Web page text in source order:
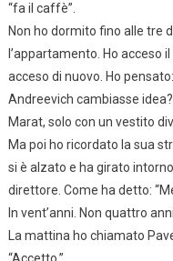
“fa il caffè”.
Non ho dormito fino alle tre
l’appartamento. Ho acceso
acceso di nuovo. Ho
Andreevich cambiasse
Marat, solo con un vestito
Ma poi ho ricordato la sua
si è alzato e ha girato
direttore. Come ha detto:
In vent’anni. Non quattro
La mattina ho chiamato